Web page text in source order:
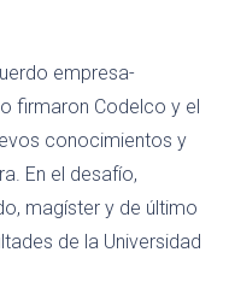
empresa-
firmaron Codelco y el
conocimientos y
En el desafío,
magíster y de último
de la Universidad